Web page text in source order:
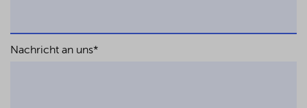
Nachricht an uns*